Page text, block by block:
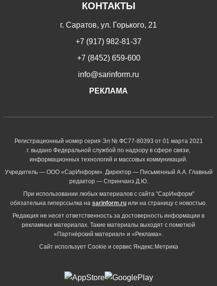
КОНТАКТЫ
г. Саратов, ул. Горького, 21
+7 (917) 982-81-37
+7 (8452) 659-600
info@sarinform.ru
РЕКЛАМА
Регистрационный номер серия Эл № ФС77-80393 от 01 марта 2021
г. выдано Федеральной службой по надзору в сфере связи,
информационных технологий и массовых коммуникаций.
Учредитель — ООО «СарИнформ». Директор — Письменный А.А. Главный
редактор — Спринчанэ Д.Ю.
При использовании любых материалов с сайта "СарИнформ"
обязательна гиперссылка на sarinform.ru или на страницу с новостью.
Редакция не несет ответственность за достоверность информации в
рекламных материалах. Такие материалы выходят с пометкой
«Партнёрский материал» и «Реклама».
Сайт использует Cookie и сервиc Яндекс.Метрика